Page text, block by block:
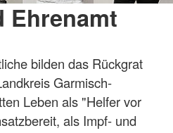
Ehrenamt
bilden das Rückgrat
Garmisch-
Leben als "Helfer vor
als Impf- und